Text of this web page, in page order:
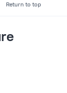
Return to top